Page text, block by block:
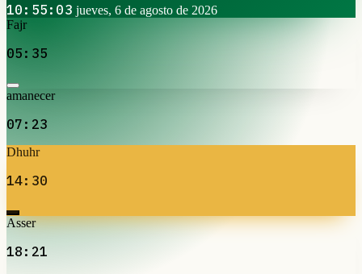
10:55:03 jueves, 6 de agosto de 2026
Fajr
05:35
amanecer
07:23
Dhuhr
14:30
Asser
18:21